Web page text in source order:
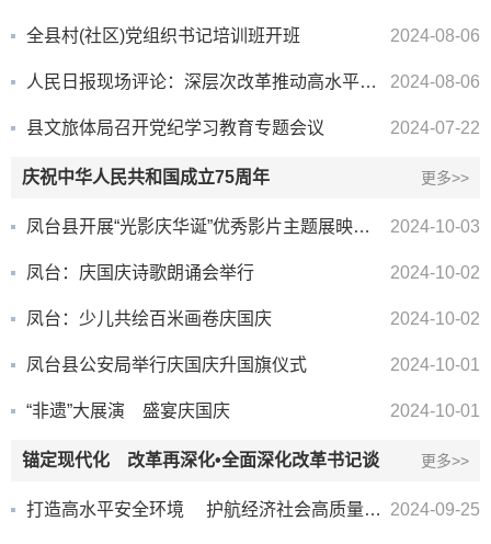
2024-08-06
全县村(社区)党组织书记培训班开班
2024-08-06
人民日报现场评论：深层次改革推动高水平开放
2024-07-22
县文旅体局召开党纪学习教育专题会议
更多>>
庆祝中华人民共和国成立75周年
2024-10-03
凤台县开展“光影庆华诞”优秀影片主题展映活动
2024-10-02
凤台：庆国庆诗歌朗诵会举行
2024-10-02
凤台：少儿共绘百米画卷庆国庆
2024-10-01
凤台县公安局举行庆国庆升国旗仪式
2024-10-01
“非遗”大展演 盛宴庆国庆
更多>>
锚定现代化 改革再深化•全面深化改革书记谈
2024-09-25
打造高水平安全环境 护航经济社会高质量发展